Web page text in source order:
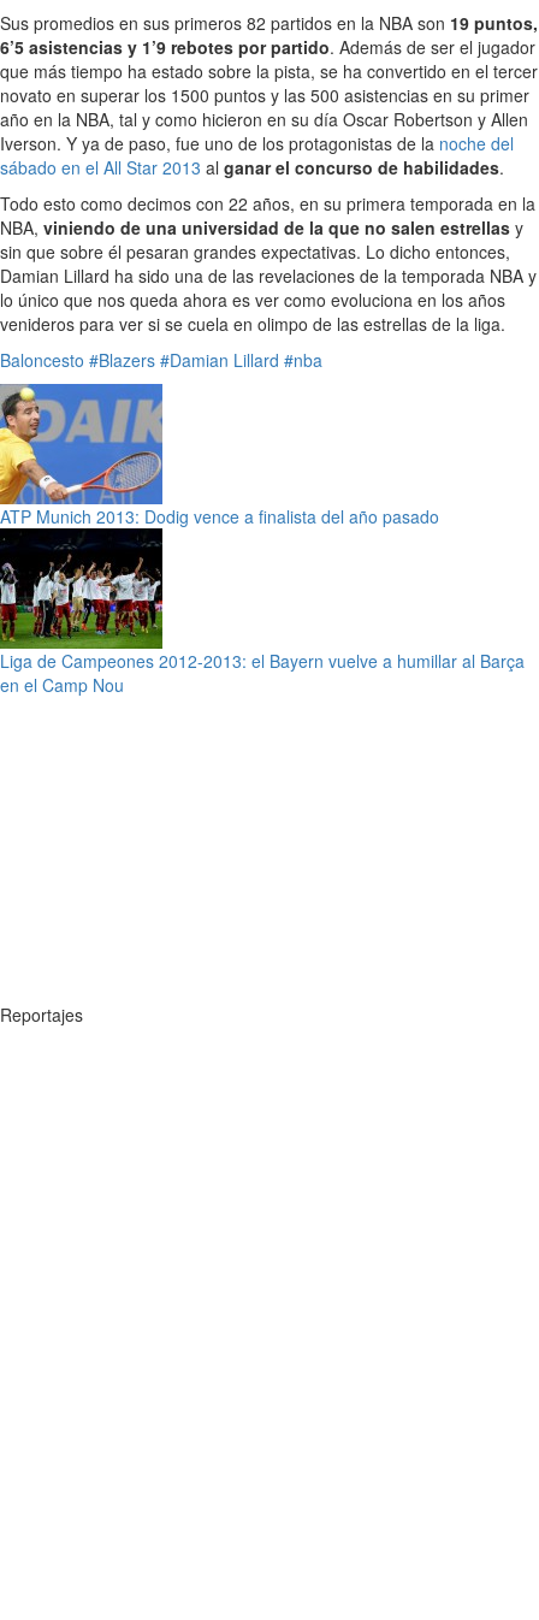
Sus promedios en sus primeros 82 partidos en la NBA son 19 puntos,
6’5 asistencias y 1’9 rebotes por partido. Además de ser el jugador
que más tiempo ha estado sobre la pista, se ha convertido en el tercer
novato en superar los 1500 puntos y las 500 asistencias en su primer
año en la NBA, tal y como hicieron en su día Oscar Robertson y Allen
Iverson. Y ya de paso, fue uno de los protagonistas de la noche del
sábado en el All Star 2013 al ganar el concurso de habilidades.
Todo esto como decimos con 22 años, en su primera temporada en la
NBA, viniendo de una universidad de la que no salen estrellas y
sin que sobre él pesaran grandes expectativas. Lo dicho entonces,
Damian Lillard ha sido una de las revelaciones de la temporada NBA y
lo único que nos queda ahora es ver como evoluciona en los años
venideros para ver si se cuela en olimpo de las estrellas de la liga.
Baloncesto #Blazers #Damian Lillard #nba
ATP Munich 2013: Dodig vence a finalista del año pasado
Liga de Campeones 2012-2013: el Bayern vuelve a humillar al Barça
en el Camp Nou
Reportajes